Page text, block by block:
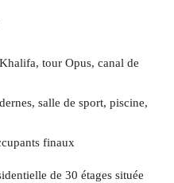
tour Opus, canal de
salle de sport, piscine,
finaux
de 30 étages située